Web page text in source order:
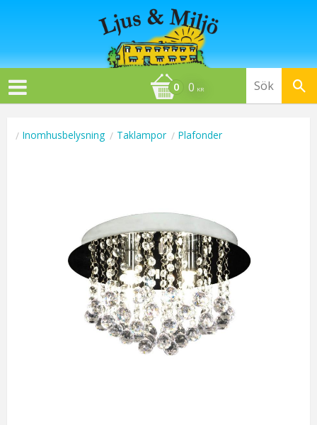
0 KR
Inomhusbelysning Taklampor Plafonder